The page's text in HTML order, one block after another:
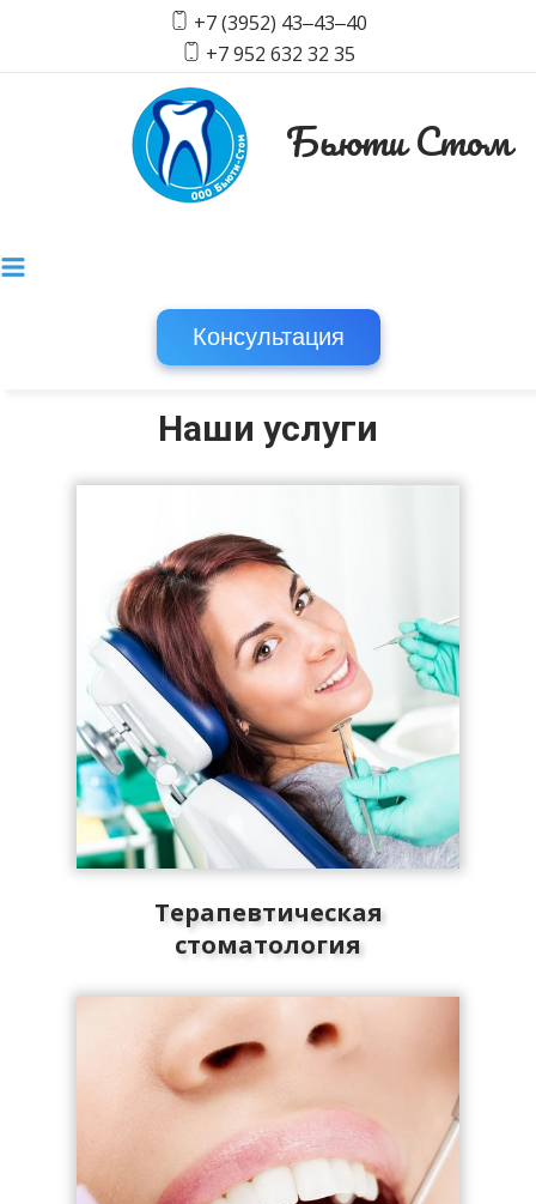
+7 (3952) 43‒43‒40
+7 952 632 32 35
Бьюти Стом
Консультация
Наши услуги
Терапевтическая
стоматология